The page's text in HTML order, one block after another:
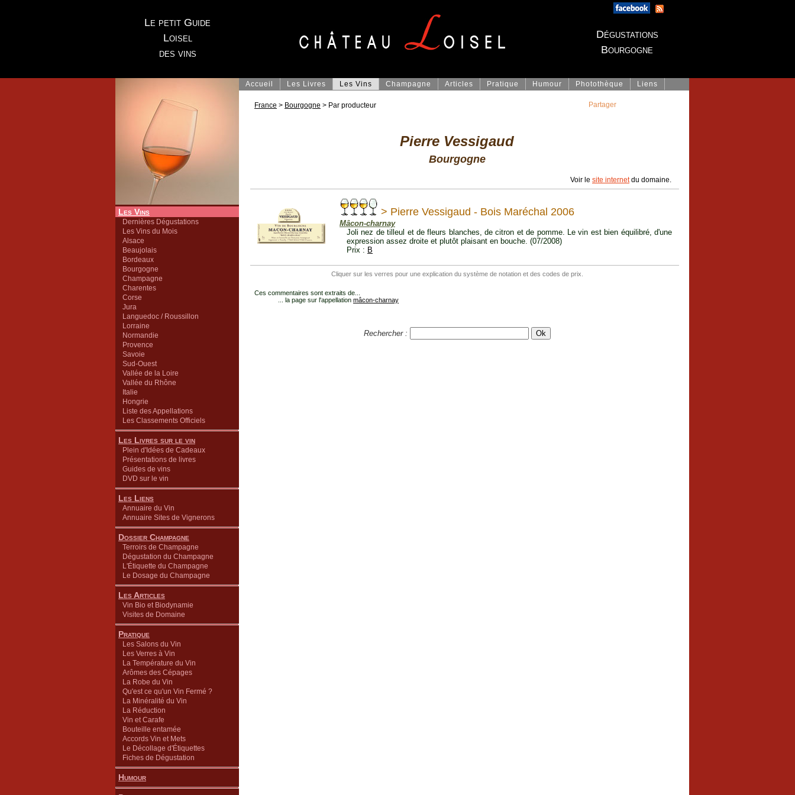
Le petit Guide
Loisel
des vins
Dégustations
Bourgogne
Les Vins
Dernières Dégustations
Les Vins du Mois
Alsace
Beaujolais
Bordeaux
Bourgogne
Champagne
Charentes
Corse
Jura
Languedoc / Roussillon
Lorraine
Normandie
Provence
Savoie
Sud-Ouest
Vallée de la Loire
Vallée du Rhône
Italie
Hongrie
Liste des Appellations
Les Classements Officiels
Les Livres sur le vin
Plein d'Idées de Cadeaux
Présentations de livres
Guides de vins
DVD sur le vin
Les Liens
Annuaire du Vin
Annuaire Sites de Vignerons
Dossier Champagne
Terroirs de Champagne
Dégustation du Champagne
L'Étiquette du Champagne
Le Dosage du Champagne
Les Articles
Vin Bio et Biodynamie
Visites de Domaine
Pratique
Les Salons du Vin
Les Verres à Vin
La Température du Vin
Arômes des Cépages
La Robe du Vin
Qu'est ce qu'un Vin Fermé ?
La Minéralité du Vin
La Réduction
Vin et Carafe
Bouteille entamée
Accords Vin et Mets
Le Décollage d'Étiquettes
Fiches de Dégustation
Humour
Accueil Les Livres Les Vins Champagne Articles Pratique Humour Photothèque Liens
France > Bourgogne > Par producteur
Pierre Vessigaud
Bourgogne
Voir le site internetdu domaine.
> Pierre Vessigaud - Bois Maréchal 2006
Mâcon-charnay
Joli nez de tilleul et de fleurs blanches, de citron et de pomme. Le vin est bien équilibré, d'une
expression assez droite et plutôt plaisant en bouche. (07/2008)
Prix : B
Cliquer sur les verres pour une explication du système de notation et des codes de prix.
Ces commentaires sont extraits de...
... la page sur l'appellation mâcon-charnay
Rechercher :
Partager